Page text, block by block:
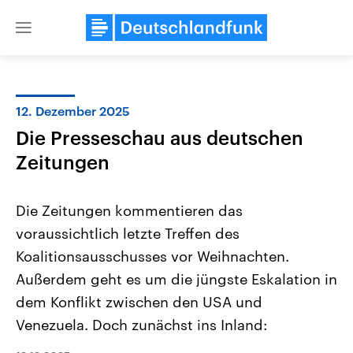
Close
Landtagswahl Sachsen-Anhalt
2026
Alle Informationen
September 2026 einen neuen
Bundesland von einer Koalition aus
USA
Aktuelle Beiträge,
Hintergründe
gehören die Vereinigten
12. Dezember 2025
Die Presseschau aus deutschen
Zeitungen
Die Zeitungen kommentieren das
voraussichtlich letzte Treffen des
Koalitionsausschusses vor Weihnachten.
Außerdem geht es um die jüngste Eskalation in
dem Konflikt zwischen den USA und
Venezuela. Doch zunächst ins Inland: